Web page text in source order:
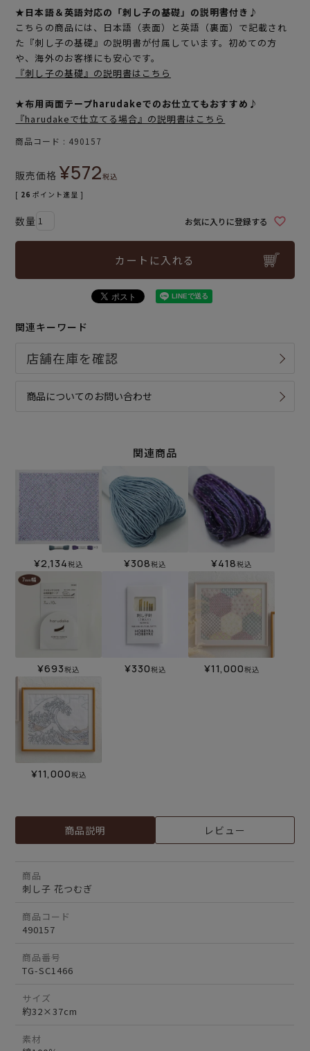
★日本語＆英語対応の「刺し子の基礎」の説明書付き♪
こちらの商品には、日本語（表面）と英語（裏面）で記載され
た『刺し子の基礎』の説明書が付属しています。初めての方
や、海外のお客様にも安心です。
『刺し子の基礎』の説明書はこちら
★布用両面テープharudakeでのお仕立てもおすすめ♪
『harudakeで仕立てる場合』の説明書はこちら
商品コード 490157
販売価格 ¥572税込
[ 26 ポイント進呈 ]
お気に入りに登録する
カートに入れる
関連キーワード
商品についてのお問い合わせ
関連商品
¥2,134税込 ¥308税込 ¥418税込
¥693税込 ¥330税込 ¥11,000税込
¥11,000税込
商品説明 レビュー
商品
刺し子 花つむぎ
商品コード
490157
商品番号
TG-SC1466
サイズ
約32×37cm
素材